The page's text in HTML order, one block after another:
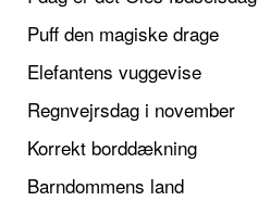
Puff den magiske drage
Elefantens vuggevise
Regnvejrsdag i november
Korrekt borddækning
Barndommens land